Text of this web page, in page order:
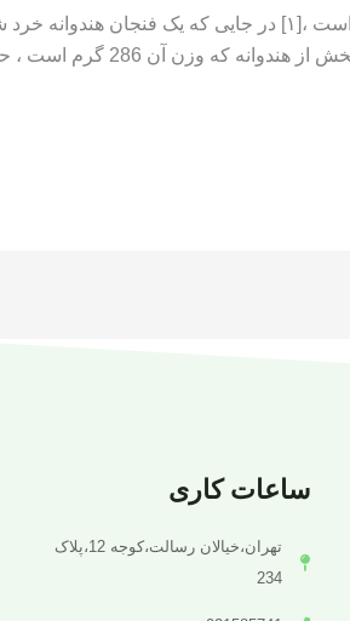
ساعات کاری
تهران،خیالان رسالت،کوجه 12،پلاک
234